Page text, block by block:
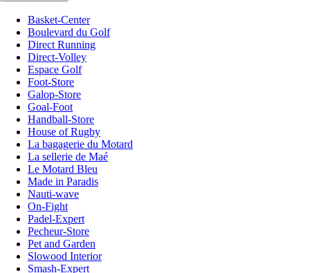
Basket-Center
Boulevard du Golf
Direct Running
Direct-Volley
Espace Golf
Foot-Store
Galop-Store
Goal-Foot
Handball-Store
House of Rugby
La bagagerie du Motard
La sellerie de Maé
Le Motard Bleu
Made in Paradis
Nauti-wave
On-Fight
Padel-Expert
Pecheur-Store
Pet and Garden
Slowood Interior
Smash-Expert